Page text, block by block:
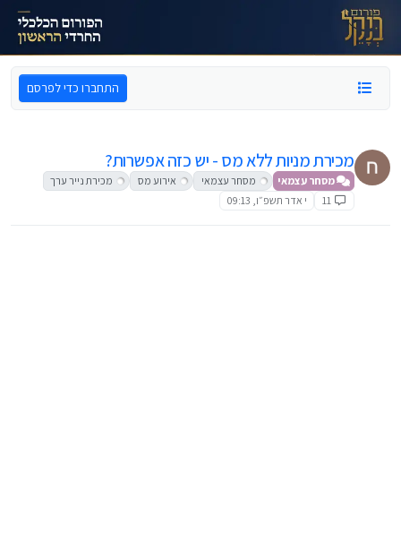
דילוג לתוכן
התחברו כדי לפרסם
מכירת מניות ללא מס - יש כזה אפשרות?
מסחר עצמאי מסחר עצמאי אירוע מס
מכירת נייר ערך
11
י אדר תשפ״ו, 09:13